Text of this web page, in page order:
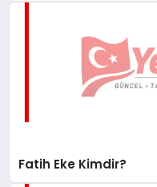
Fatih Eke Kimdir?